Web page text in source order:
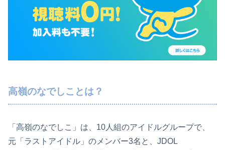
高嶺のなでしことは？
「高嶺のなでしこ」は、10人組のアイドルグループで、
元「ラストアイドル」のメンバー3名と、JDOL